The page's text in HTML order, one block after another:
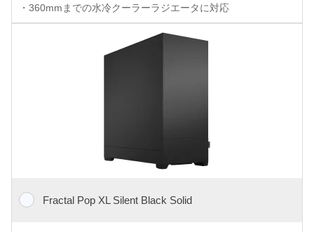
・360mmまでの水冷クーラーラジエータに対応
Fractal Pop XL Silent Black Solid